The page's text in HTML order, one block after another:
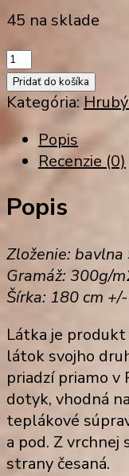
45 na sklade
množstvo
hrubý
úplet
polyesterom
(D
-
bodliakovo
fialový
(KL
Pridať do košíka
Kategória:
Popis
Recenzie (0)
Popis
Zloženie:
Gramáž: 300g/
Šírka: 180 cm
Látka je
látok svojho
priadzí priamo v
dotyk, vhodná
teplákové
a pod. Z vrchnej
strany česaná.